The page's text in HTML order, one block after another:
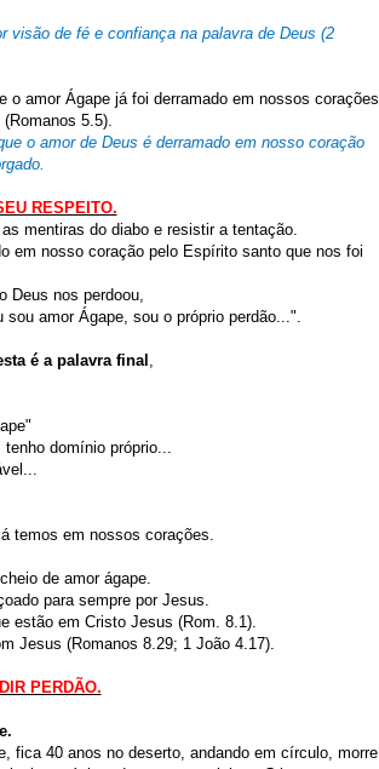
visão de fé e confiança na palavra de Deus (2
o amor Ágape já foi derramado em nossos corações
5.5).
o amor de Deus é derramado em nosso coração
RESPEITO.
mentiras do diabo e resistir a tentação.
em nosso coração pelo Espírito santo que nos foi
Deus nos perdoou,
amor Ágape, sou o próprio perdão...".
é a palavra final
domínio próprio...
temos em nossos corações.
de amor ágape.
para sempre por Jesus.
estão em Cristo Jesus (Rom. 8.1).
Jesus (Romanos 8.29; 1 João 4.17).
PERDÃO.
fica 40 anos no deserto, andando em círculo, morre